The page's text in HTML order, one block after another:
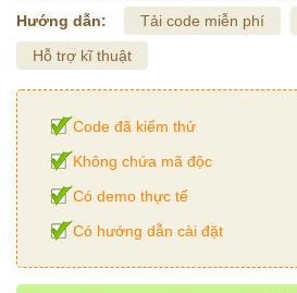
Hướng dẫn: Tải code miễn phí
Hỗ trợ kĩ thuật
Code đã kiểm thử
Không chứa mã độc
Có demo thực tế
Có hướng dẫn cài đặt